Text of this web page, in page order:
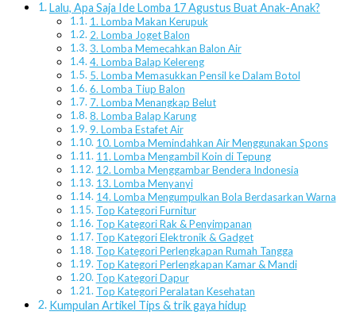
Lalu, Apa Saja Ide Lomba 17 Agustus Buat Anak-Anak?
1. Lomba Makan Kerupuk
2. Lomba Joget Balon
3. Lomba Memecahkan Balon Air
4. Lomba Balap Kelereng
5. Lomba Memasukkan Pensil ke Dalam Botol
6. Lomba Tiup Balon
7. Lomba Menangkap Belut
8. Lomba Balap Karung
9. Lomba Estafet Air
10. Lomba Memindahkan Air Menggunakan Spons
11. Lomba Mengambil Koin di Tepung
12. Lomba Menggambar Bendera Indonesia
13. Lomba Menyanyi
14. Lomba Mengumpulkan Bola Berdasarkan Warna
Top Kategori Furnitur
Top Kategori Rak & Penyimpanan
Top Kategori Elektronik & Gadget
Top Kategori Perlengkapan Rumah Tangga
Top Kategori Perlengkapan Kamar & Mandi
Top Kategori Dapur
Top Kategori Peralatan Kesehatan
Kumpulan Artikel Tips & trik gaya hidup